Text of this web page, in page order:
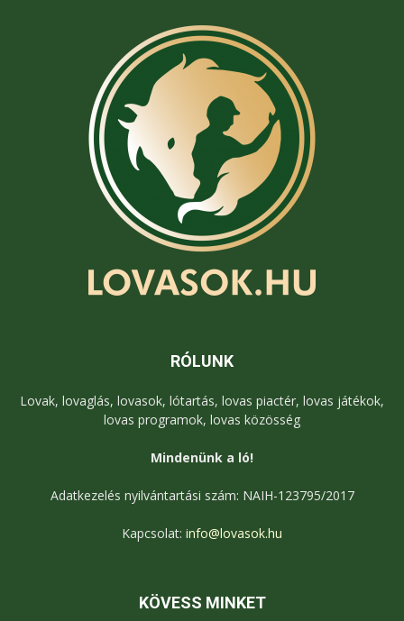
RÓLUNK
Lovak, lovaglás, lovasok, lótartás, lovas piactér, lovas játékok,
lovas programok, lovas közösség
Mindenünk a ló!
Adatkezelés nyilvántartási szám: NAIH-123795/2017
Kapcsolat: info@lovasok.hu
KÖVESS MINKET